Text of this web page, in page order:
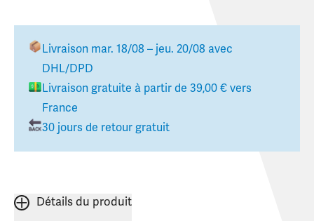
Livraison mar. 18/08 – jeu. 20/08 avec
DHL/DPD
Livraison gratuite à partir de 39,00 € vers
France
30 jours de retour gratuit
Détails du produit